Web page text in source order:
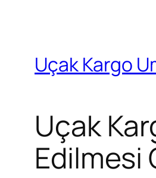
Uçak Kargo
Uçak
Edilmesi